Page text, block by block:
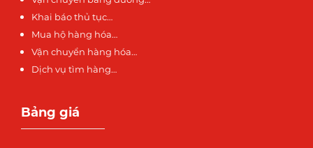
Khai báo thủ tục…
Mua hộ hàng hóa…
Vận chuyển hàng hóa…
Dịch vụ tìm hàng…
Bảng giá